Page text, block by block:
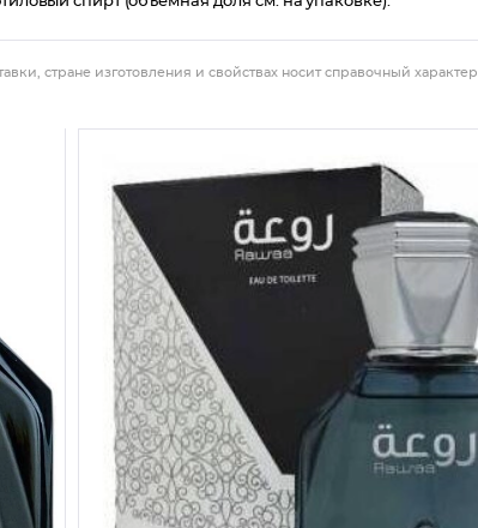
стране изготовления и свойствах носит справочный характер.